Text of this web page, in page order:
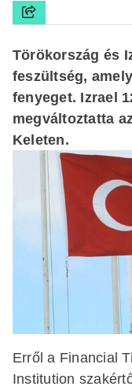
Törökország és
feszültség,
fenyeget. Izrael
megváltoztatta
Keleten.
Erről a Financial
Institution